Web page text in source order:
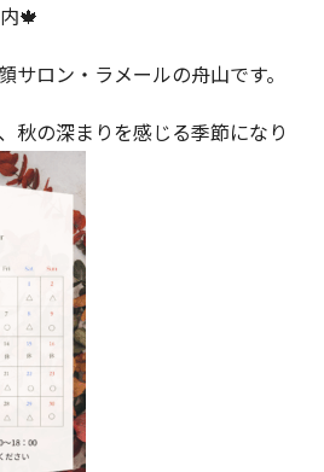
🍁
サロン・ラメールの舟山です。
秋の深まりを感じる季節になり